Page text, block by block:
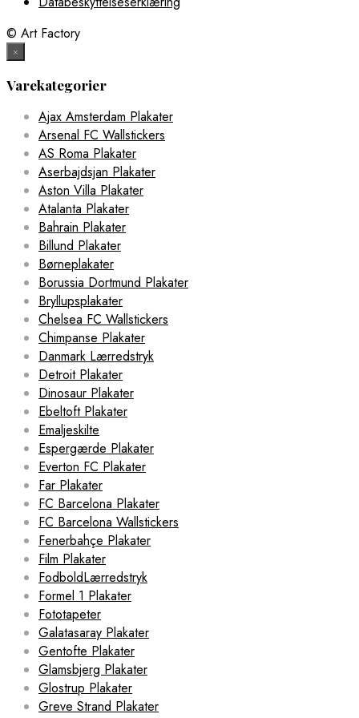
© Art Factory
×
Varekategorier
Ajax Amsterdam Plakater
Arsenal FC Wallstickers
AS Roma Plakater
Aserbajdsjan Plakater
Aston Villa Plakater
Atalanta Plakater
Bahrain Plakater
Billund Plakater
Børneplakater
Borussia Dortmund Plakater
Bryllupsplakater
Chelsea FC Wallstickers
Chimpanse Plakater
Danmark Lærredstryk
Detroit Plakater
Dinosaur Plakater
Ebeltoft Plakater
Emaljeskilte
Espergærde Plakater
Everton FC Plakater
Far Plakater
FC Barcelona Plakater
FC Barcelona Wallstickers
Fenerbahçe Plakater
Film Plakater
FodboldLærredstryk
Formel 1 Plakater
Fototapeter
Galatasaray Plakater
Gentofte Plakater
Glamsbjerg Plakater
Glostrup Plakater
Greve Strand Plakater